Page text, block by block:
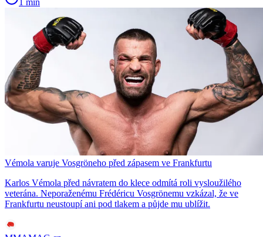
1 min
Vémola varuje Vosgröneho před zápasem ve Frankfurtu
Karlos Vémola před návratem do klece odmítá roli vysloužilého
veterána. Neporaženému Frédéricu Vosgrönemu vzkázal, že ve
Frankfurtu neustoupí ani pod tlakem a půjde mu ublížit.